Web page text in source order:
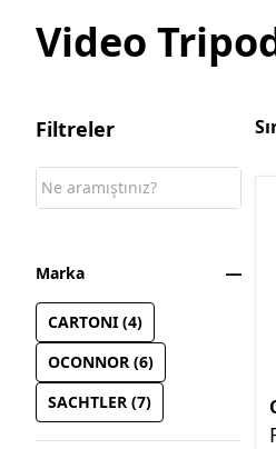
Video
Filtreler
Marka
CARTONI (4)
OCONNOR (6)
SACHTLER (7)